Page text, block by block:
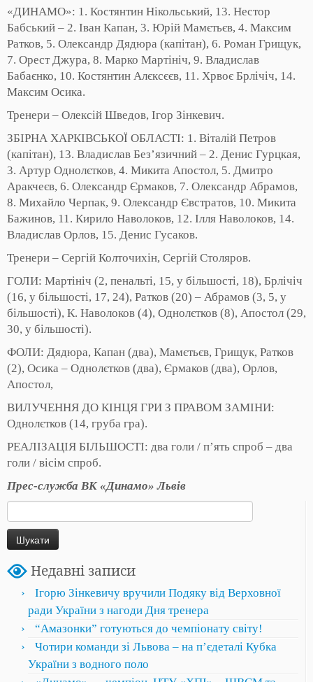
«ДИНАМО»: 1. Костянтин Нікольський, 13. Нестор
Бабський – 2. Іван Капан, 3. Юрій Мамєтьєв, 4. Максим
Ратков, 5. Олександр Дядюра (капітан), 6. Роман Грищук,
7. Орест Джура, 8. Марко Мартініч, 9. Владислав
Бабаєнко, 10. Костянтин Алєксєєв, 11. Хрвоє Брлічіч, 14.
Максим Осика.
Тренери – Олексій Шведов, Ігор Зінкевич.
ЗБІРНА ХАРКІВСЬКОЇ ОБЛАСТІ: 1. Віталій Петров
(капітан), 13. Владислав Без’язичний – 2. Денис Гурцкая,
3. Артур Однолєтков, 4. Микита Апостол, 5. Дмитро
Аракчеєв, 6. Олександр Єрмаков, 7. Олександр Абрамов,
8. Михайло Черпак, 9. Олександр Євстратов, 10. Микита
Бажинов, 11. Кирило Наволоков, 12. Ілля Наволоков, 14.
Владислав Орлов, 15. Денис Гусаков.
Тренери – Сергій Колточихін, Сергій Столяров.
ГОЛИ: Мартініч (2, пенальті, 15, у більшості, 18), Брлічіч
(16, у більшості, 17, 24), Ратков (20) – Абрамов (3, 5, у
більшості), К. Наволоков (4), Однолєтков (8), Апостол (29,
30, у більшості).
ФОЛИ: Дядюра, Капан (два), Мамєтьєв, Грищук, Ратков
(2), Осика – Однолєтков (два), Єрмаков (два), Орлов,
Апостол,
ВИЛУЧЕННЯ ДО КІНЦЯ ГРИ З ПРАВОМ ЗАМІНИ:
Однолєтков (14, груба гра).
РЕАЛІЗАЦІЯ БІЛЬШОСТІ: два голи / п’ять спроб – два
голи / вісім спроб.
Прес-служба ВК «Динамо» Львів
Недавні записи
Ігорю Зінкевичу вручили Подяку від Верховної
ради України з нагоди Дня тренера
“Амазонки” готуються до чемпіонату світу!
Чотири команди зі Львова – на пʼєдеталі Кубка
України з водного поло